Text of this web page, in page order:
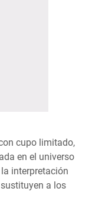
cupo limitado,
en el universo
interpretación
a los